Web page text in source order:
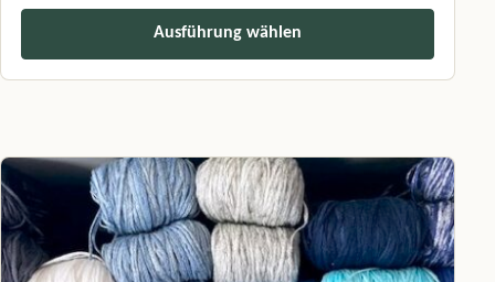
Ausführung wählen